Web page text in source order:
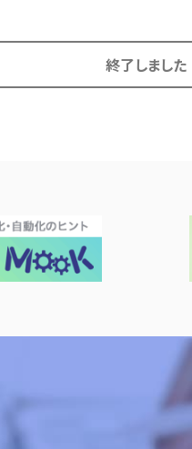
終了しました